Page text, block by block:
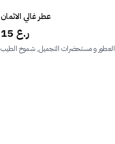
عطر غالي الاثمان
15 ر.ع
العطور و مستحضرات التجميل, شموخ الطيب